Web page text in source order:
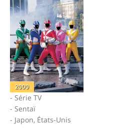
2000
- Série TV
- Sentaï
- Japon, États-Unis